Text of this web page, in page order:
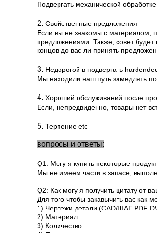
Подвергать механической
2. Свойственные предложения
Если вы не знакомы с материалом,
предложениями. Также, совет
концов до вас ли принять
3. Недорогой в подвергать
Мы находили наш путь замедлять
4. Хороший обслуживаний после
Если, непредвиденно, товары нет
5. Терпение etc
вопросы и ответы:
Q1: Могу я купить некоторые
Мы не имеем части в запасе,
Q2: Как могу я получить цитату от
Для того чтобы закавычить вас
1) Чертежи детали (CAD/ШАГ PDF
2) Материал
3) Количество